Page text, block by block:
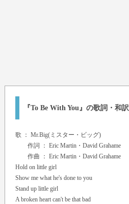
『To Be With You』の歌詞・和訳
歌 ： Mr.Big(ミスター・ビッグ)
作詞 ： Eric Martin・David Grahame
作曲 ： Eric Martin・David Grahame
Hold on little girl
Show me what he's done to you
Stand up little girl
A broken heart can't be that bad